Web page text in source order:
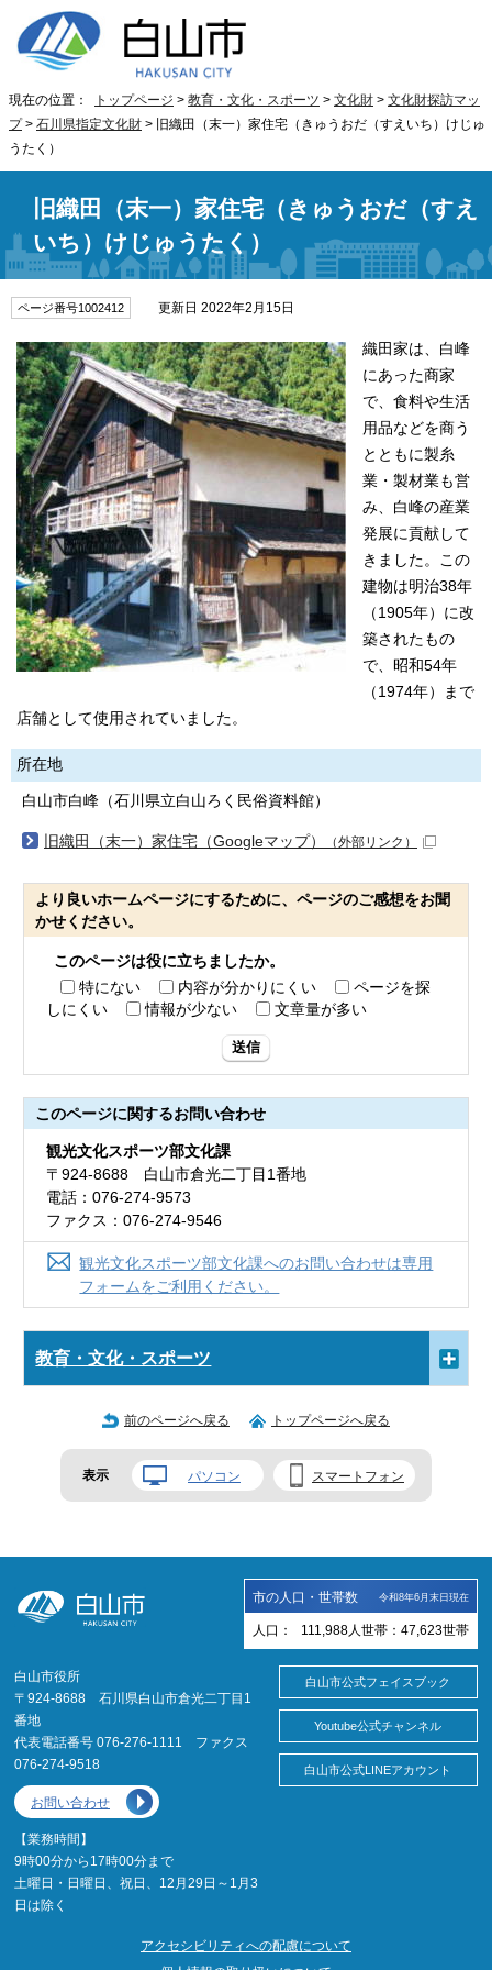
現在の位置： トップページ > 教育・文化・スポーツ > 文化財 > 文化財探訪マッ
プ> 石川県指定文化財 > 旧織田（末一）家住宅（きゅうおだ（すえいち）けじゅ
うたく）
旧織田（末一）家住宅（きゅうおだ（すえ
いち）けじゅうたく）
ページ番号1002412 更新日 2022年2月15日
織田家は、白峰
にあった商家
で、食料や生活
用品などを商う
とともに製糸
業・製材業も営
み、白峰の産業
発展に貢献して
きました。この
建物は明治38年
（1905年）に改
築されたもの
で、昭和54年
（1974年）まで
店舗として使用されていました。
所在地
白山市白峰（石川県立白山ろく民俗資料館）
旧織田（末一）家住宅（Googleマップ） （外部リンク）
より良いホームページにするために、ページのご感想をお聞
かせください。
このページは役に立ちましたか。
特にない
内容が分かりにくい
ページを探
しにくい
情報が少ない 文章量が多い
送信
このページに関するお問い合わせ
観光文化スポーツ部文化課
〒924-8688 白山市倉光二丁目1番地
電話：076-274-9573
ファクス：076-274-9546
観光文化スポーツ部文化課へのお問い合わせは専用
フォームをご利用ください。
教育・文化・スポーツ
前のページへ戻る トップページへ戻る
表示 パソコン スマートフォン
市の人口・世帯数 令和8年6月末日現在
人口： 111,988 人 世帯： 47,623世帯
白山市役所
〒924-8688 石川県白山市倉光二丁目1
番地
代表電話番号 076-276-1111 ファクス
076-274-9518
お問い合わせ
【業務時間】
9時00分から17時00分まで
土曜日・日曜日、祝日、12月29日～1月3
日は除く
白山市公式フェイスブック
Youtube公式チャンネル
白山市公式LINEアカウント
アクセシビリティへの配慮について